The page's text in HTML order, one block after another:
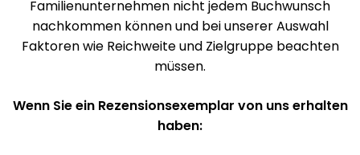
Familienunternehmen nicht jedem Buchwunsch
nachkommen können und bei unserer Auswahl
Faktoren wie Reichweite und Zielgruppe beachten
müssen.
Wenn Sie ein Rezensionsexemplar von uns erhalten
haben: